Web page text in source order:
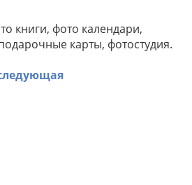
книги, фото календари,
карты, фотостудия.